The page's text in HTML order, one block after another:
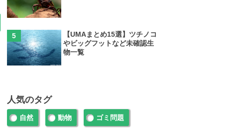
【UMAまとめ15選】ツチノコ
やビッグフットなど未確認生
物一覧
人気のタグ
自然 動物 ゴミ問題